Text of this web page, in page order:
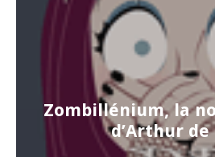
Zombillénium, la
d’Arthur de